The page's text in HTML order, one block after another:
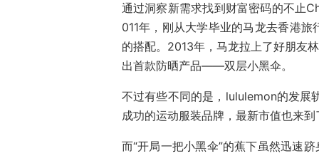
通过洞察新需求找到财富密码的不止
011年，刚从大学毕业的马龙去香港
的搭配。2013年，马龙拉上了好朋友
出首款防晒产品——双层小黑伞。
不过有些不同的是，lululemon的发展
成功的运动服装品牌，最新市值也来
而“开局一把小黑伞”的蕉下虽然迅速